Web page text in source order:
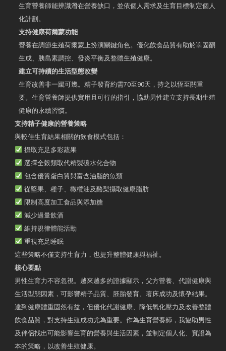
生育營養師能辨識潛在營養缺口，並依個人需求及生育目標制定個人
化計劃。
支持健康荷爾蒙功能
營養在調節生殖荷爾蒙上扮演關鍵角色。優化飲食品質有助於睪固酮
生成、胰島素調控、發炎平衡及整體生殖健康。
建立可持續的生活型態改變
生育改善非一蹴可幾。精子發育約需70至90天，持之以恆至關重
要。生育營養師提供實用且可行的指引，協助男性建立支持長期生殖
健康的永續習慣。
支持精子健康的營養策略
與較佳生育結果相關的飲食模式包括：
攝取充足多彩蔬果
選擇全穀類取代精製碳水化合物
包含優質蛋白質與富含油脂的魚類
從堅果、種子、橄欖油及酪梨攝取健康脂肪
限制高度加工食品與添加糖
減少過量飲酒
維持規律體能活動
重視充足睡眠
這些策略不僅支持生育力，也提升整體健康與福祉。
核心要點
男性生育力不容忽視。越來越多的證據顯示，父方營養、代謝健康與
生活型態因素，可影響精子品質、胚胎發育、著床成功及懷孕結果。
達到健康體重固然有益，但優化代謝健康、降低氧化壓力及改善整體
飲食品質，對支持生殖成功尤為重要。作為生育營養師，我協助男性
及伴侶找出可能影響生育的營養與生活因素，並制定個人化、實證為
本的策略，以改善生殖健康。